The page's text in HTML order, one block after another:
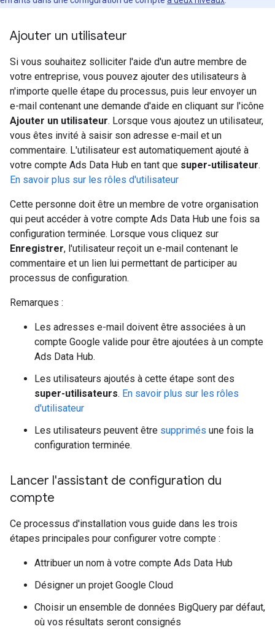
Ajouter un utilisateur
Si vous souhaitez solliciter l'aide d'un autre membre de
votre entreprise, vous pouvez ajouter des utilisateurs à
n'importe quelle étape du processus, puis leur envoyer un
e-mail contenant une demande d'aide en cliquant sur l'icône
Ajouter un utilisateur. Lorsque vous ajoutez un utilisateur,
vous êtes invité à saisir son adresse e-mail et un
commentaire. L'utilisateur est automatiquement ajouté à
votre compte Ads Data Hub en tant que super-utilisateur.
En savoir plus sur les rôles d'utilisateur
Cette personne doit être un membre de votre organisation
qui peut accéder à votre compte Ads Data Hub une fois sa
configuration terminée. Lorsque vous cliquez sur
Enregistrer, l'utilisateur reçoit un e-mail contenant le
commentaire et un lien lui permettant de participer au
processus de configuration.
Remarques :
Les adresses e-mail doivent être associées à un
compte Google valide pour être ajoutées à un compte
Ads Data Hub.
Les utilisateurs ajoutés à cette étape sont des
super-utilisateurs. En savoir plus sur les rôles
d'utilisateur
Les utilisateurs peuvent être supprimés une fois la
configuration terminée.
Lancer l'assistant de configuration du
compte
Ce processus d'installation vous guide dans les trois
étapes principales pour configurer votre compte :
Attribuer un nom à votre compte Ads Data Hub
Désigner un projet Google Cloud
Choisir un ensemble de données BigQuery par défaut,
où vos résultats seront consignés